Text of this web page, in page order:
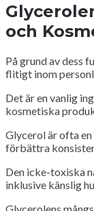
och
På grund av dess
flitigt inom
Det är en vanlig
kosmetiska
Glycerol är ofta en
förbättra
Den icke-toxiska
inklusive känslig